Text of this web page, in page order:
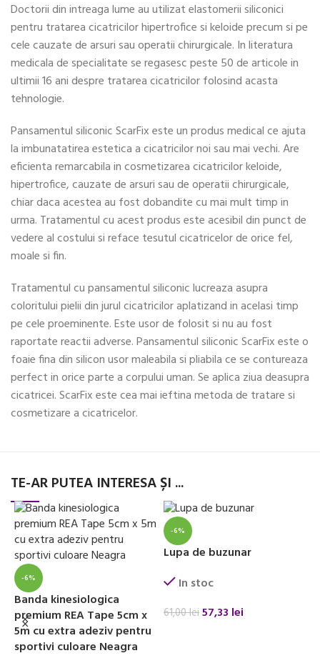
Doctorii din intreaga lume au utilizat elastomerii siliconici
pentru tratarea cicatricilor hipertrofice si keloide precum si pe
cele cauzate de arsuri sau operatii chirurgicale. In literatura
medicala de specialitate se regasesc peste 50 de articole in
ultimii 16 ani despre tratarea cicatricilor folosind acasta
tehnologie.
Pansamentul siliconic ScarFix este un produs medical ce ajuta
la imbunatatirea estetica a cicatricilor noi sau mai vechi. Are
eficienta remarcabila in cosmetizarea cicatricilor keloide,
hipertrofice, cauzate de arsuri sau de operatii chirurgicale,
chiar daca acestea au fost dobandite cu mai mult timp in
urma. Tratamentul cu acest produs este acesibil din punct de
vedere al costului si reface tesutul cicatricelor de orice fel,
moale si fin.
Tratamentul cu pansamentul siliconic lucreaza asupra
coloritului pielii din jurul cicatricilor aplatizand in acelasi timp
pe cele proeminente. Este usor de folosit si nu au fost
raportate reactii adverse. Pansamentul siliconic ScarFix este o
foaie fina din silicon usor maleabila si pliabila ce se contureaza
perfect in orice parte a corpului uman. Se aplica ziua deasupra
cicatricei. ScarFix este cea mai ieftina metoda de tratare si
cosmetizare a cicatricelor.
TE-AR PUTEA INTERESA ȘI ...
-6%
Banda kinesiologica
premium REA Tape 5cm x
5m cu extra adeziv pentru
sportivi culoare Neagra
-6%
Lupa de buzunar
In stoc
61,00lei57,33 lei